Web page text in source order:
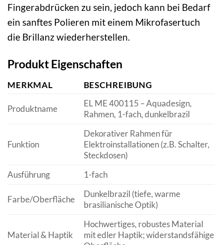
Fingerabdrücken zu sein, jedoch kann bei Bedarf
ein sanftes Polieren mit einem Mikrofasertuch
die Brillanz wiederherstellen.
Produkt Eigenschaften
MERKMAL BESCHREIBUNG
Produktname
EL ME 400115 – Aquadesign,
Rahmen, 1-fach, dunkelbrazil
Funktion
Dekorativer Rahmen für
Elektroinstallationen (z.B. Schalter,
Steckdosen)
Ausführung
1-fach
Farbe/Oberfläche
Dunkelbrazil (tiefe, warme
brasilianische Optik)
Material & Haptik
Hochwertiges, robustes Material
mit edler Haptik; widerstandsfähige